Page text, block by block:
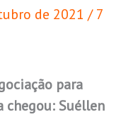
de 2021 /7
para
chegou: Suéllen